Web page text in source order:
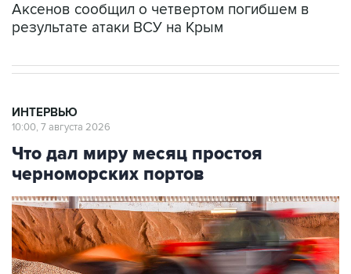
Аксенов сообщил о четвертом погибшем в
результате атаки ВСУ на Крым
ИНТЕРВЬЮ
10:00, 7 августа 2026
Что дал миру месяц простоя
черноморских портов